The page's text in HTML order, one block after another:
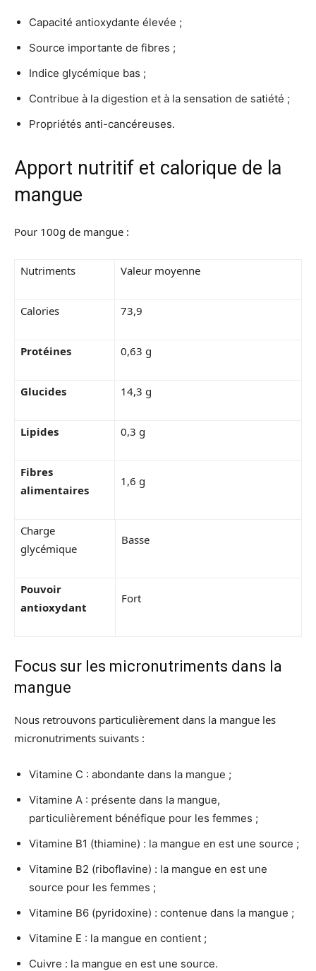
Capacité antioxydante élevée ;
Source importante de fibres ;
Indice glycémique bas ;
Contribue à la digestion et à la sensation de satiété ;
Propriétés anti-cancéreuses.
Apport nutritif et calorique de la
mangue
Pour 100g de mangue :
Nutriments Valeur moyenne
Calories 73,9
Protéines 0,63 g
Glucides 14,3 g
Lipides 0,3 g
Fibres
alimentaires
1,6 g
Charge
glycémique
Basse
Pouvoir
antioxydant
Fort
Focus sur les micronutriments dans la
mangue
Nous retrouvons particulièrement dans la mangue les
micronutriments suivants :
Vitamine C : abondante dans la mangue ;
Vitamine A : présente dans la mangue,
particulièrement bénéfique pour les femmes ;
Vitamine B1 (thiamine) : la mangue en est une source ;
Vitamine B2 (riboflavine) : la mangue en est une
source pour les femmes ;
Vitamine B6 (pyridoxine) : contenue dans la mangue ;
Vitamine E : la mangue en contient ;
Cuivre : la mangue en est une source.